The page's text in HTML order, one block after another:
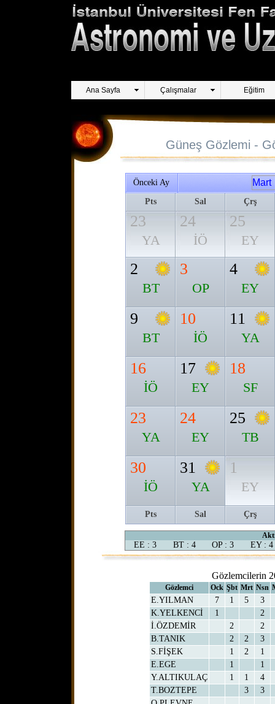
Ana Sayfa Çalışmalar Eğitim
Güneş Gözlemi -
Önceki Ay
Pts Sal Çrş
23
YA
24
İÖ
25
EY
2
BT
3
OP
4
EY
9
BT
10
İÖ
11
YA
16
İÖ
17
EY
18
SF
23
YA
24
EY
25
TB
30
İÖ
31
YA
1
EY
Pts Sal Çrş
EE : 3 BT : 4 OP : 3 EY : 4
Gözlemcilerin
Gözlemci Ock Şbt Mrt Nsn
E.YILMAN 7 1 5
3
K.YELKENCİ
1
2
İ.ÖZDEMİR
2
2
B.TANIK
2 2
3
S.FİŞEK
1 2
1
E.EGE
1
1
Y.ALTIKULAÇ
1 1
4
T.BOZTEPE
3
3